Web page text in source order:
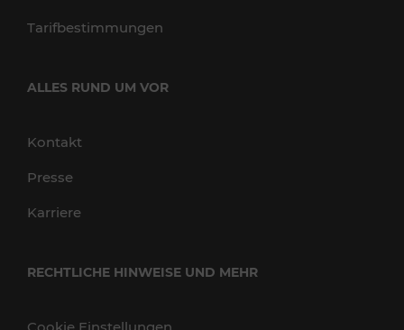
Tarifbestimmungen
ALLES RUND UM VOR
Kontakt
Presse
Karriere
RECHTLICHE HINWEISE UND MEHR